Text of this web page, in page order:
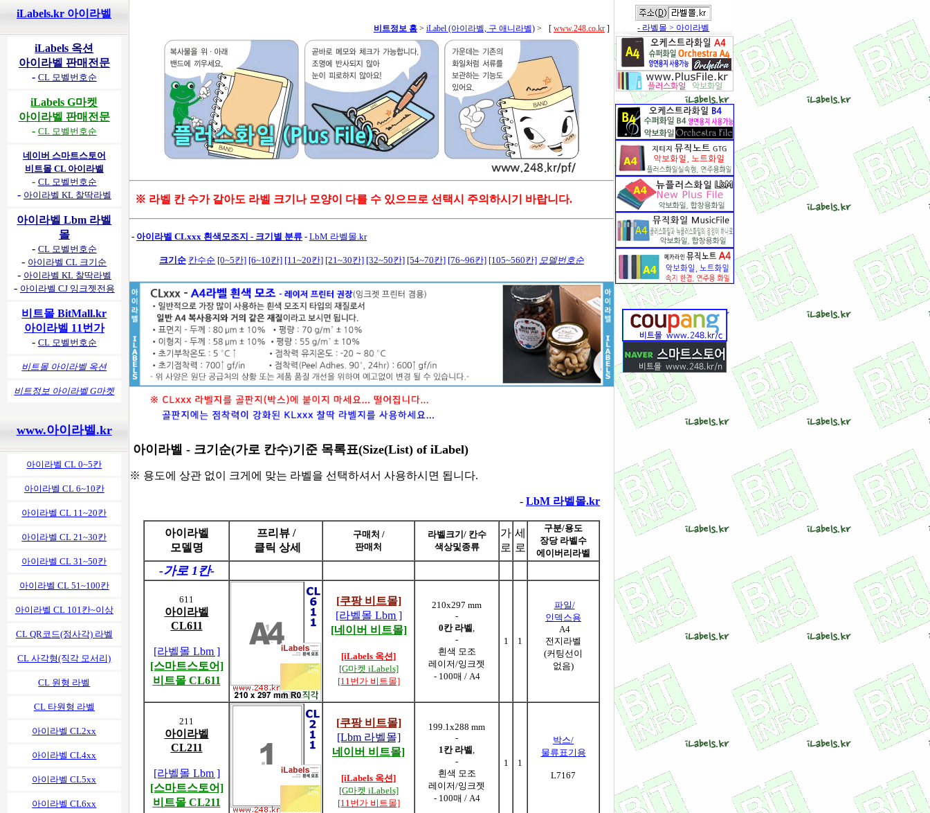
iLabels.kr 아이라벨
iLabels 옥션
아이라벨 판매전문
- CL 모벨번호순
iLabels G마켓
아이라벨 판매전문
- CL 모벨번호순
네이버 스마트스토어
비트몰 CL 아이라벨
- CL 모벨번호순
- 아이라벨 KL 찰딱라벨
아이라벨 Lbm 라벨
몰
- CL 모벨번호순
- 아이라벨 CL 크기순
- 아이라벨 KL 찰딱라벨
- 아이라벨 CJ 잉크젯전용
비트몰 BitMall.kr
아이라벨 11번가
- CL 모벨번호순
비트몰 아이라벨 옥션
비트정보 아이라벨 G마켓
www.아이라벨.kr
아이라벨 CL 0~5칸
아이라벨 CL 6~10칸
아이라벨 CL 11~20칸
아이라벨 CL 21~30칸
아이라벨 CL 31~50칸
아이라벨 CL 51~100칸
아이라벨 CL 101칸~이상
CL QR코드(정사각) 라벨
CL 사각형(직각 모서리)
CL 원형 라벨
CL 타원형 라벨
아이라벨 CL2xx
아이라벨 CL4xx
아이라벨 CL5xx
아이라벨 CL6xx
비트정보 홈 > iLabel (아이라벨, 구 애니라벨) > [ www.248.co.kr ]
※ 라벨 칸 수가 같아도 라벨 크기나 모양이 다를 수 있으므로 선택시 주의하시기 바랍니다.
- 아이라벨 CLxxx 흰색모조지 - 크기별 분류 - LbM 라벨몰.kr
크기순 칸수순 [0~5칸] [6~10칸] [11~20칸] [21~30칸] [32~50칸] [54~70칸] [76~96칸] [105~560칸] 모델번호순
아이라벨 - 크기순(가로 칸수)기준 목록표(Size(List) of iLabel)
※ 용도에 상관 없이 크게에 맞는 라벨을 선택하셔서 사용하시면 됩니다.
- LbM 라벨몰.kr
아이라벨
모델명
프리뷰 /
클릭 상세
구매처 /
판매처
라벨크기/ 칸수
색상및종류
가
로
세
로
구분/용도
장당 라벨수
에이버리라벨
-가로 1칸-
611
아이라벨
CL611
[라벨몰 Lbm ]
[스마트스토어]
비트몰 CL611
[쿠팡 비트몰]
[라벨몰 Lbm ]
[네이버 비트몰]
[iLabels 옥션]
[G마켓 iLabels]
[11번가 비트몰]
210x297 mm
-
0칸 라벨
-
흰색 모조
레이저/잉크젯
- 100매 / A4
1 1
파일/
인덱스용
A4
전지라벨
(커팅선이
없음)
211
아이라벨
CL211
[라벨몰 Lbm ]
[스마트스토어]
비트몰 CL211
[쿠팡 비트몰]
[Lbm 라벨몰]
네이버 비트몰]
[iLabels 옥션]
[G마켓 iLabels]
[11번가 비트몰]
199.1x288 mm
-
1칸 라벨
-
흰색 모조
레이저/잉크젯
- 100매 / A4
1 1
박스/
물류표기용
L7167
- 라벨몰 > 아이라벨